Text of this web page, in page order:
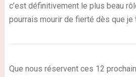
c’est définitivement le plus beau
pourrais mourir de fierté dès que je
Que nous réservent ces 12